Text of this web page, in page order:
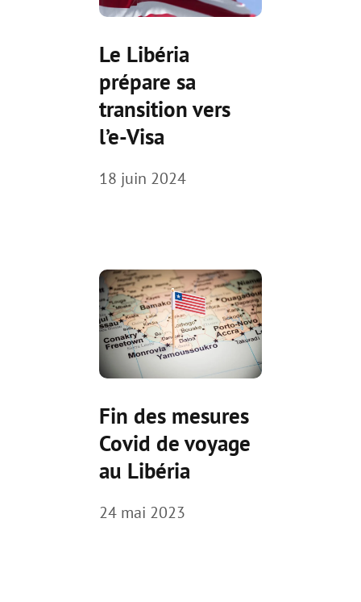
Le Libéria
prépare sa
transition vers
l’e-Visa
18 juin 2024
Fin des mesures
Covid de voyage
au Libéria
24 mai 2023